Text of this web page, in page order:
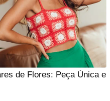
de Flores: Peça Única e